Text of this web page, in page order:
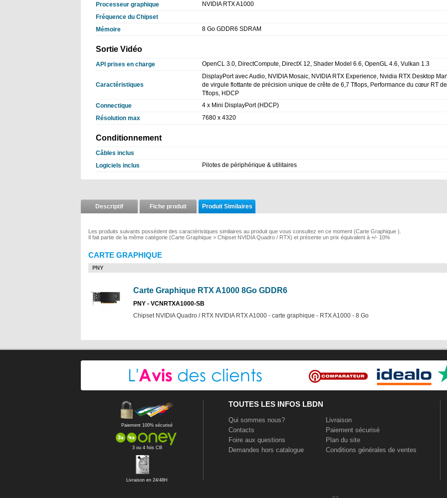
Processeur graphique
NVIDIA RTX A1000
Fréquence du Chipset
Mémoire
8 Go GDDR6 SDRAM
Sortie Vidéo
API prises en charge OpenCL 3.0, DirectCompute, DirectX 12, Shader Model 6.6, OpenGL 4.6, Vulkan 1.3
Caractéristiques
DisplayPort avec Audio, NVIDIA Mosaic, NVIDIA RTX Experience, Nvidia RTX Desktop
de virgule flottante de précision unique de crête de 6,7 Tflops, Performance du cœur RT
Tflops, HDCP
Connectique
4 x Mini DisplayPort (HDCP)
Résolution max
7680 x 4320
Conditionnement
Câbles inclus
Logiciels inclus
Pilotes de périphérique & utilitaires
Descriptif Fiche produit Produit Similaires
Les produits suivants possèdent des caractéristiques similaires au produit que vous consultez en ce moment (Carte Graphique ).
Il fait partie de la même catégorie (Carte Graphique > Chipset NVIDIA Quadro / RTX) et présente un prix équivalent à +/- 10%
CARTE GRAPHIQUE
PNY
Carte Graphique RTX A1000 8Go GDDR6
PNY - VCNRTXA1000-SB
Chipset NVIDIA Quadro / RTX NVIDIA RTX A1000 - carte graphique - RTX A1000 - 8 Go
Paiement 100% sécurisé
3 ou 4 fois CB
Livraison en 24/48H
TOUTES LES INFOS LBDN
Qui sommes nous?
Contacts
Foire aux questions
Demandes hors catalogue
Livraison
Paiement sécurisé
Plan du site
Conditions générales de ventes